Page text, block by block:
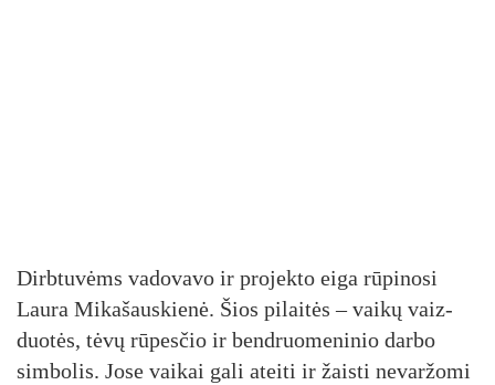
Dirb­tu­vėms va­do­va­vo ir pro­jek­to ei­ga rū­pi­no­si
Lau­ra Mi­ka­šaus­kie­nė. Šios pi­lai­tės – vai­kų vaiz­
duo­tės, tė­vų rū­pes­čio ir bend­ruo­me­ni­nio dar­bo
sim­bo­lis. Jo­se vai­kai ga­li atei­ti ir žais­ti ne­var­žo­mi